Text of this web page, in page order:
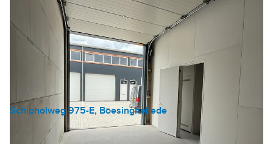
Schipholweg 975-E, Boesingheliede
Bedrijfshal